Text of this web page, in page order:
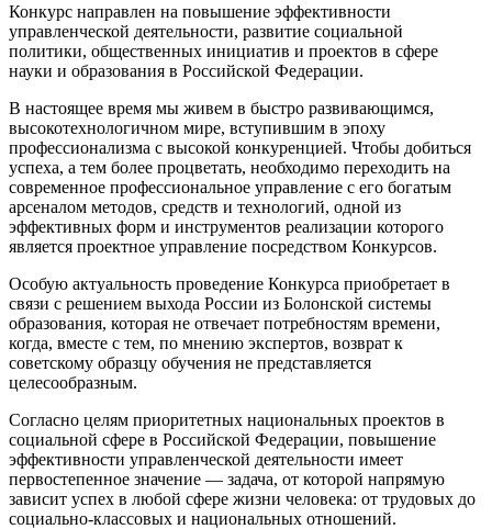
Конкурс направлен на повышение эффективности
управленческой деятельности, развитие социальной
политики, общественных инициатив и проектов в сфере
науки и образования в Российской Федерации.
В настоящее время мы живем в быстро развивающимся,
высокотехнологичном мире, вступившим в эпоху
профессионализма с высокой конкуренцией. Чтобы добиться
успеха, а тем более процветать, необходимо переходить на
современное профессиональное управление с его богатым
арсеналом методов, средств и технологий, одной из
эффективных форм и инструментов реализации которого
является проектное управление посредством Конкурсов.
Особую актуальность проведение Конкурса приобретает в
связи с решением выхода России из Болонской системы
образования, которая не отвечает потребностям времени,
когда, вместе с тем, по мнению экспертов, возврат к
советскому образцу обучения не представляется
целесообразным.
Согласно целям приоритетных национальных проектов в
социальной сфере в Российской Федерации, повышение
эффективности управленческой деятельности имеет
первостепенное значение — задача, от которой напрямую
зависит успех в любой сфере жизни человека: от трудовых до
социально-классовых и национальных отношений.